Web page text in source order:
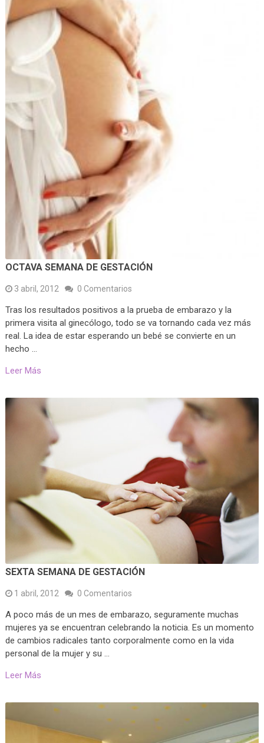
OCTAVA SEMANA DE GESTACIÓN
3 abril, 2012 0 Comentarios
Tras los resultados positivos a la prueba de embarazo y la
primera visita al ginecólogo, todo se va tornando cada vez más
real. La idea de estar esperando un bebé se convierte en un
hecho …
Leer Más
SEXTA SEMANA DE GESTACIÓN
1 abril, 2012 0 Comentarios
A poco más de un mes de embarazo, seguramente muchas
mujeres ya se encuentran celebrando la noticia. Es un momento
de cambios radicales tanto corporalmente como en la vida
personal de la mujer y su …
Leer Más